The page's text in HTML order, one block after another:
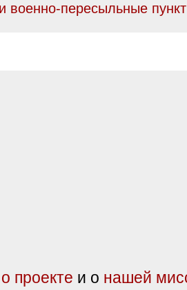
военно-пересыльные
о проекте и о нашей